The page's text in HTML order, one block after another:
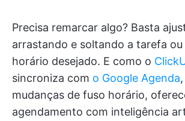
Precisa remarcar algo? Basta
arrastando e soltando a tarefa
horário desejado. E como o
sincroniza com o Google Agenda
mudanças de fuso horário,
agendamento com inteligência